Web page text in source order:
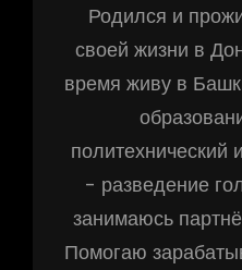
Родился и
своей жизни в
время живу в
политехнический
- разведение
занимаюсь
Помогаю